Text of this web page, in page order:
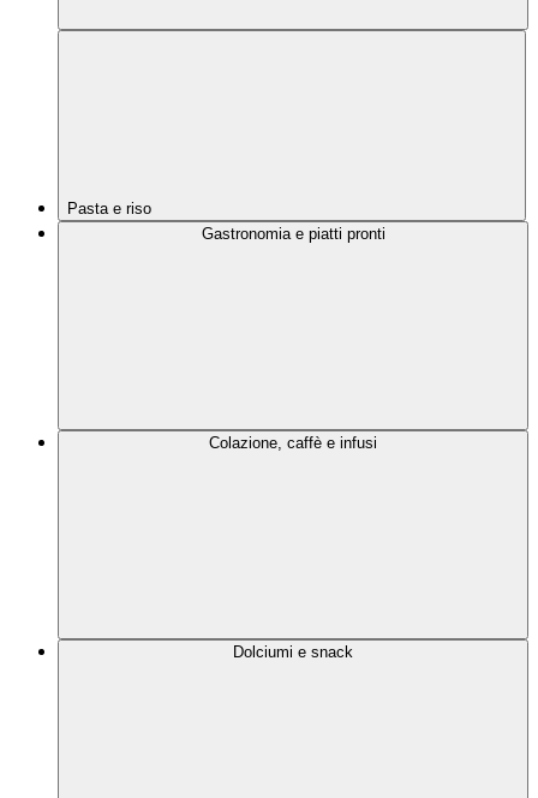
Pasta e riso
Gastronomia e piatti pronti
Colazione, caffè e infusi
Dolciumi e snack